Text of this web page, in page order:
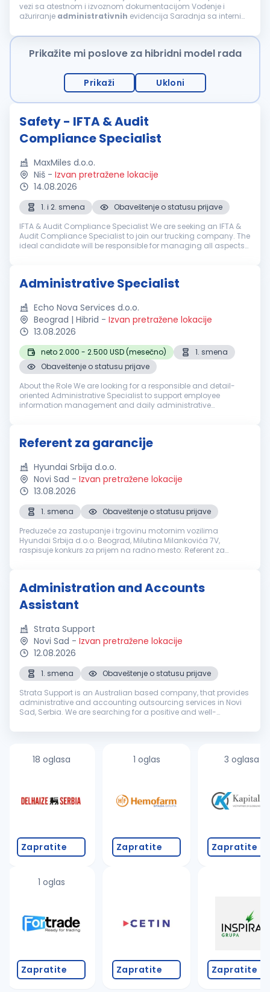
vezi sa atestnom i izvoznom dokumentacijom Vođenje i
ažuriranje administrativnih evidencija Saradnja sa internim
Rad u ERP sistemu Obavljanje ostalih...
Prikažite mi poslove za hibridni model rada
Prikaži Ukloni
Safety - IFTA & Audit
Compliance Specialist
MaxMiles d.o.o.
Niš - Izvan pretražene lokacije
14.08.2026
1. i 2. smena
Obaveštenje o statusu prijave
IFTA & Audit Compliance Specialist We are seeking an IFTA &
Audit Compliance Specialist to join our trucking company. The
ideal candidate will be responsible for managing all aspects
Administrative Specialist
Echo Nova Services d.o.o.
Beograd | Hibrid - Izvan pretražene lokacije
13.08.2026
neto 2.000 - 2.500 USD (mesečno)
1. smena
Obaveštenje o statusu prijave
About the Role We are looking for a responsible and detail-
oriented Administrative Specialist to support employee
information management and daily administrative
Referent za garancije
Hyundai Srbija d.o.o.
Novi Sad - Izvan pretražene lokacije
13.08.2026
1. smena
Obaveštenje o statusu prijave
Preduzeće za zastupanje i trgovinu motornim vozilima
Hyundai Srbija d.o.o. Beograd, Milutina Milankovića 7V,
raspisuje konkurs za prijem na radno mesto: Referent za
Administration and Accounts
Assistant
Strata Support
Novi Sad - Izvan pretražene lokacije
12.08.2026
1. smena
Obaveštenje o statusu prijave
Strata Support is an Australian based company, that provides
administrative and accounting outsourcing services in Novi
Sad, Serbia. We are searching for a positive and well-
understanding of the English l...
18 oglasa
Zapratite
1 oglas
Zapratite
1 oglas
Zapratite
Zapratite
3 oglasa
Zapratite
Zapratite